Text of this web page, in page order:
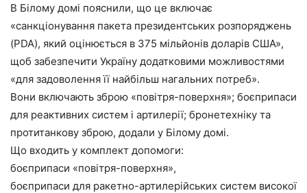
В Білому домі пояснили, що це включає
«санкціонування пакета президентських розпоряджень
(PDA), який оцінюється в 375 мільйонів доларів США»,
щоб забезпечити Україну додатковими можливостями
«для задоволення її найбільш нагальних потреб».
Вони включають зброю «повітря-поверхня»; боєприпаси
для реактивних систем і артилерії; бронетехніку та
протитанкову зброю, додали у Білому домі.
Що входить у комплект допомоги:
боєприпаси «повітря-поверхня»,
боєприпаси для ракетно-артилерійських систем високої